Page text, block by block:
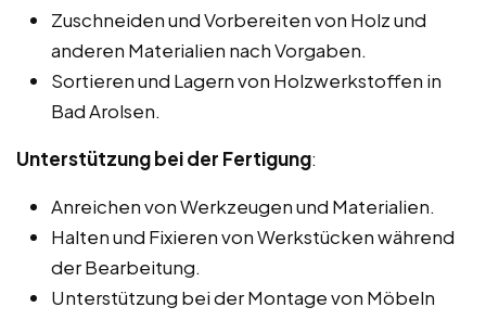
Zuschneiden und Vorbereiten von Holz und
anderen Materialien nach Vorgaben.
Sortieren und Lagern von Holzwerkstoffen in
Bad Arolsen.
Unterstützung bei der Fertigung:
Anreichen von Werkzeugen und Materialien.
Halten und Fixieren von Werkstücken während
der Bearbeitung.
Unterstützung bei der Montage von Möbeln